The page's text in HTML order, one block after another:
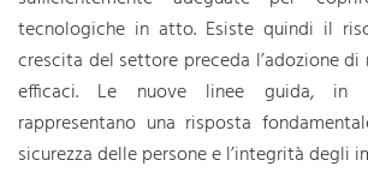
tecnologiche in atto. Esiste quindi il
crescita del settore preceda l’adozione di
efficaci. Le nuove linee guida, in
rappresentano una risposta
sicurezza delle persone e l’integrità degli